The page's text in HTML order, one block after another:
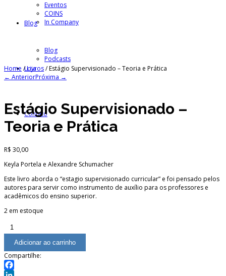
Eventos
COINS
In Company
Blog
Blog
Podcasts
Loja
Contato
Home /Livros/Estágio Supervisionado – Teoria e Prática
← AnteriorPróxima →
Estágio Supervisionado –
Teoria e Prática
R$ 30,00
Keyla Portela e Alexandre Schumacher
Este livro aborda o “estagio supervisionado curricular” e foi pensado pelos
autores para servir como instrumento de auxílio para os professores e
acadêmicos do ensino superior.
2 em estoque
Estágio
Supervisionado
Teoria
e
Prática
Adicionar ao carrinho
Compartilhe: